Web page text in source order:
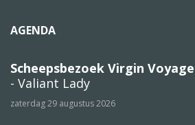
AGENDA
Scheepsbezoek Virgin
- Valiant Lady
zaterdag 29 augustus 2026